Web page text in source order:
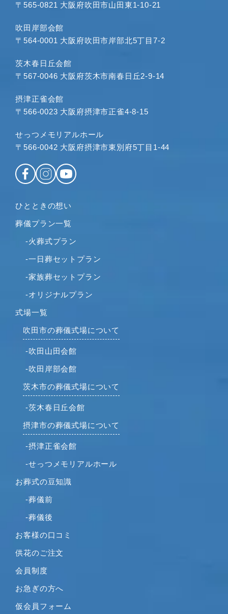
〒565-0821 大阪府吹田市山田東1-10-21
吹田岸部会館
〒564-0001 大阪府吹田市岸部北5丁目7-2
茨木春日丘会館
〒567-0046 大阪府茨木市南春日丘2-9-14
摂津正雀会館
〒566-0023 大阪府摂津市正雀4-8-15
せっつメモリアルホール
〒566-0042 大阪府摂津市東別府5丁目1-44
ひとときの想い
葬儀プラン一覧
-火葬式プラン
-一日葬セットプラン
-家族葬セットプラン
-オリジナルプラン
式場一覧
吹田市の葬儀式場について
-吹田山田会館
-吹田岸部会館
茨木市の葬儀式場について
-茨木春日丘会館
摂津市の葬儀式場について
-摂津正雀会館
-せっつメモリアルホール
お葬式の豆知識
-葬儀前
-葬儀後
お客様の口コミ
供花のご注文
会員制度
お急ぎの方へ
仮会員フォーム